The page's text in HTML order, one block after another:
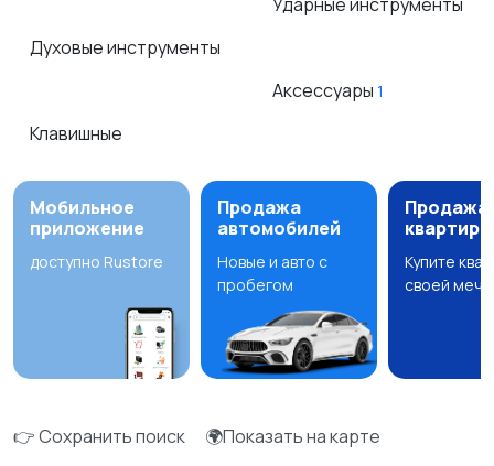
Духовые инструменты
Клавишные
Аксессуары 1
Мобильное
приложение
доступно Rustore
Продажа
автомобилей
Новые и авто с
пробегом
Продажа
квартир
Купите
своей
👉 Сохранить поиск
🌍Показать на карте